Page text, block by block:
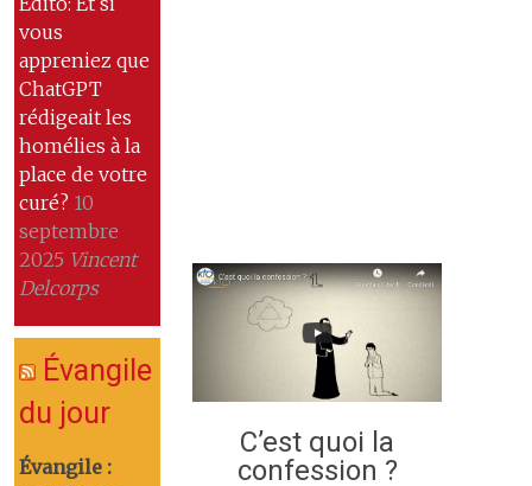
vous
appreniez que
ChatGPT
rédigeait les
homélies à la
place de votre
curé? 10
septembre
2025 Vincent
Delcorps
Évangile
du jour
Évangile :
C’est quoi la
confession ?